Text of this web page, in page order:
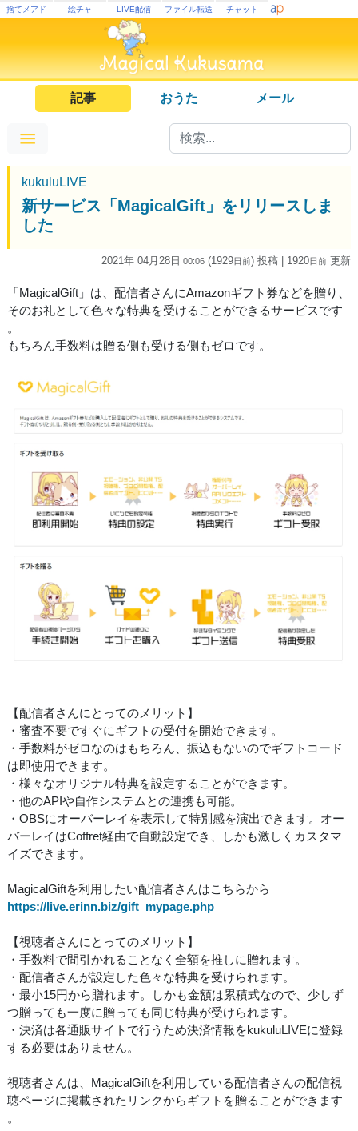
捨てメアド 絵チャ LIVE配信 ファイル転送 チャット
記事 おうた メール
kukuluLIVE
新サービス「MagicalGift」をリリースしま
した
2021年 04月28日 00:06 (1929日前) 投稿 | 1920日前 更新
「MagicalGift」は、配信者さんにAmazonギフト券などを贈り、
そのお礼として色々な特典を受けることができるサービスです
。
もちろん手数料は贈る側も受ける側もゼロです。
【配信者さんにとってのメリット】
・審査不要ですぐにギフトの受付を開始できます。
・手数料がゼロなのはもちろん、振込もないのでギフトコード
は即使用できます。
・様々なオリジナル特典を設定することができます。
・他のAPIや自作システムとの連携も可能。
・OBSにオーバーレイを表示して特別感を演出できます。オー
バーレイはCoffret経由で自動設定でき、しかも激しくカスタマ
イズできます。
MagicalGiftを利用したい配信者さんはこちらから
https://live.erinn.biz/gift_mypage.php
【視聴者さんにとってのメリット】
・手数料で間引かれることなく全額を推しに贈れます。
・配信者さんが設定した色々な特典を受けられます。
・最小15円から贈れます。しかも金額は累積式なので、少しず
つ贈っても一度に贈っても同じ特典が受けられます。
・決済は各通販サイトで行うため決済情報をkukuluLIVEに登録
する必要はありません。
視聴者さんは、MagicalGiftを利用している配信者さんの配信視
聴ページに掲載されたリンクからギフトを贈ることができます
。